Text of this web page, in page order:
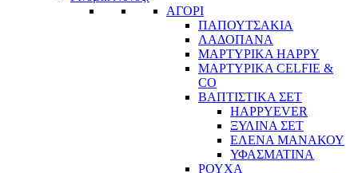
ΑΓΟΡΙ
ΠΑΠΟΥΤΣΑΚΙΑ
ΛΑΔΟΠΑΝΑ
ΜΑΡΤΥΡΙΚΑ HAPPY
ΜΑΡΤΥΡΙΚΑ CELFIE &
CO
ΒΑΠΤΙΣΤΙΚΑ ΣΕΤ
HAPPYEVER
ΞΥΛΙΝΑ ΣΕΤ
ΕΛΕΝΑ ΜΑΝΑΚΟΥ
ΥΦΑΣΜΑΤΙΝΑ
ΡΟΥΧΑ